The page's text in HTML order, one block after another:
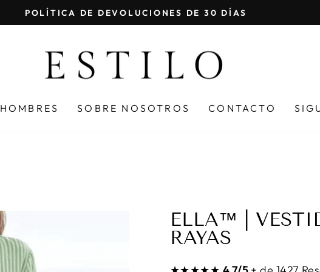
diapositivas
POLÍTICA DE DEVOLUCIONES DE 30 DÍAS
HOMBRES SOBRE NOSOTROS CONTACTO
ELLA™ |
RAYAS